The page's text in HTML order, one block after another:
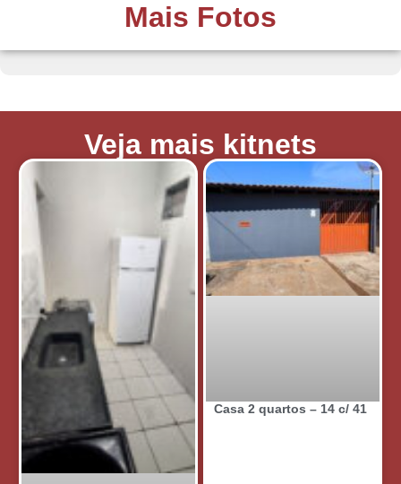
Mais Fotos
Veja mais kitnets
Casa 2 quartos – 14 c/ 41